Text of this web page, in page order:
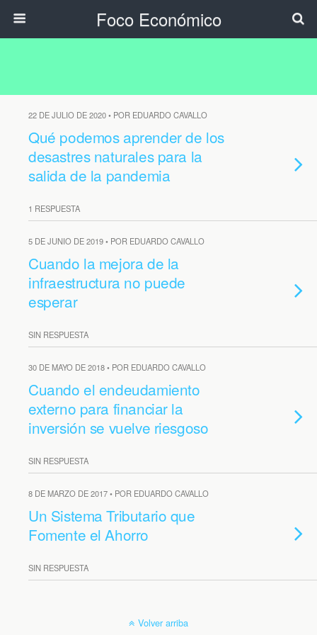
Foco Económico
22 DE JULIO DE 2020 • POR EDUARDO CAVALLO
Qué podemos aprender de los
desastres naturales para la
salida de la pandemia
1 RESPUESTA
5 DE JUNIO DE 2019 • POR EDUARDO CAVALLO
Cuando la mejora de la
infraestructura no puede
esperar
SIN RESPUESTA
30 DE MAYO DE 2018 • POR EDUARDO CAVALLO
Cuando el endeudamiento
externo para financiar la
inversión se vuelve riesgoso
SIN RESPUESTA
8 DE MARZO DE 2017 • POR EDUARDO CAVALLO
Un Sistema Tributario que
Fomente el Ahorro
SIN RESPUESTA
Volver arriba